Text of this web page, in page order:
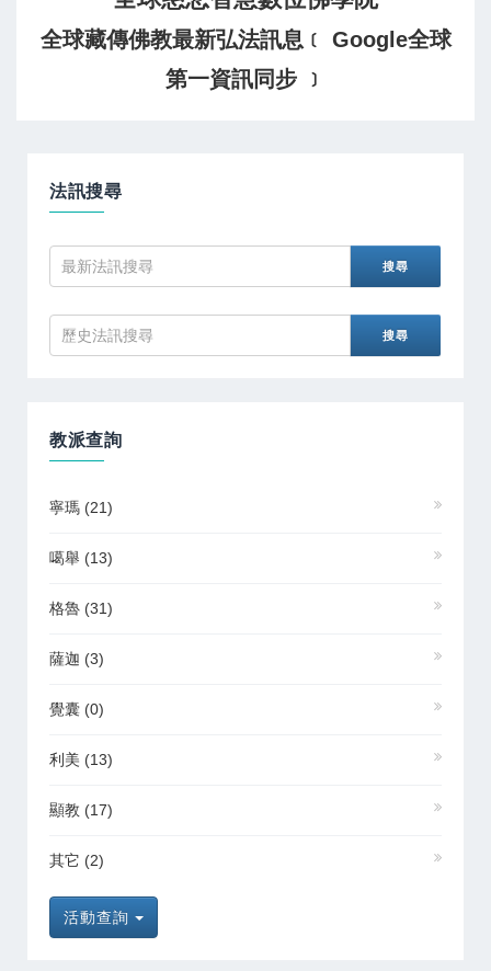
全球藏傳佛教最新弘法訊息﹝ Google全球
第一資訊同步 ﹞
法訊搜尋
教派查詢
寧瑪 (21)
噶舉 (13)
格魯 (31)
薩迦 (3)
覺囊 (0)
利美 (13)
顯教 (17)
其它 (2)
活動查詢